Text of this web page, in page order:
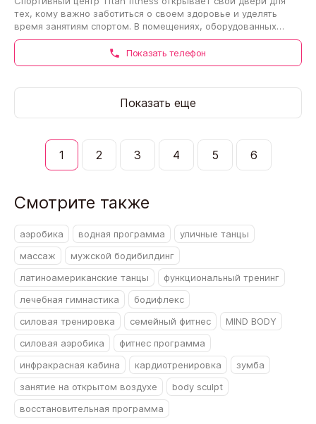
тех, кому важно заботиться о своем здоровье и уделять
время занятиям спортом. В помещениях, оборудованных
всем необходимым, вы сможете…
Показать телефон
Показать еще
1 2 3 4 5 6
Смотрите также
аэробика водная программа
уличные танцы
массаж
мужской бодибилдинг
латиноамериканские танцы
функциональный тренинг
лечебная гимнастика
бодифлекс
силовая тренировка
семейный фитнес
MIND BODY
силовая аэробика
фитнес программа
инфракрасная кабина
кардиотренировка
зумба
занятие на открытом воздухе
body sculpt
восстановительная программа